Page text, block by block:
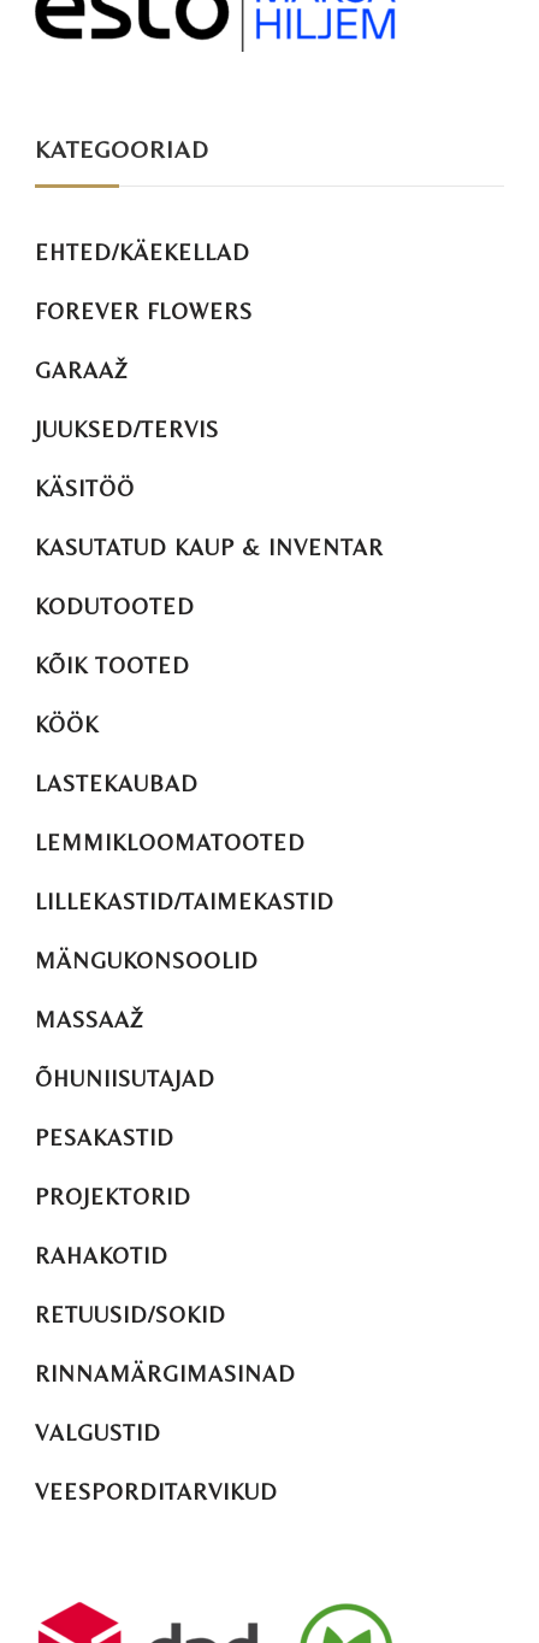
KATEGOORIAD
EHTED/KÄEKELLAD
FOREVER FLOWERS
GARAAŽ
JUUKSED/TERVIS
KÄSITÖÖ
KASUTATUD KAUP & INVENTAR
KODUTOOTED
KÕIK TOOTED
KÖÖK
LASTEKAUBAD
LEMMIKLOOMATOOTED
LILLEKASTID/TAIMEKASTID
MÄNGUKONSOOLID
MASSAAŽ
ÕHUNIISUTAJAD
PESAKASTID
PROJEKTORID
RAHAKOTID
RETUUSID/SOKID
RINNAMÄRGIMASINAD
VALGUSTID
VEESPORDITARVIKUD